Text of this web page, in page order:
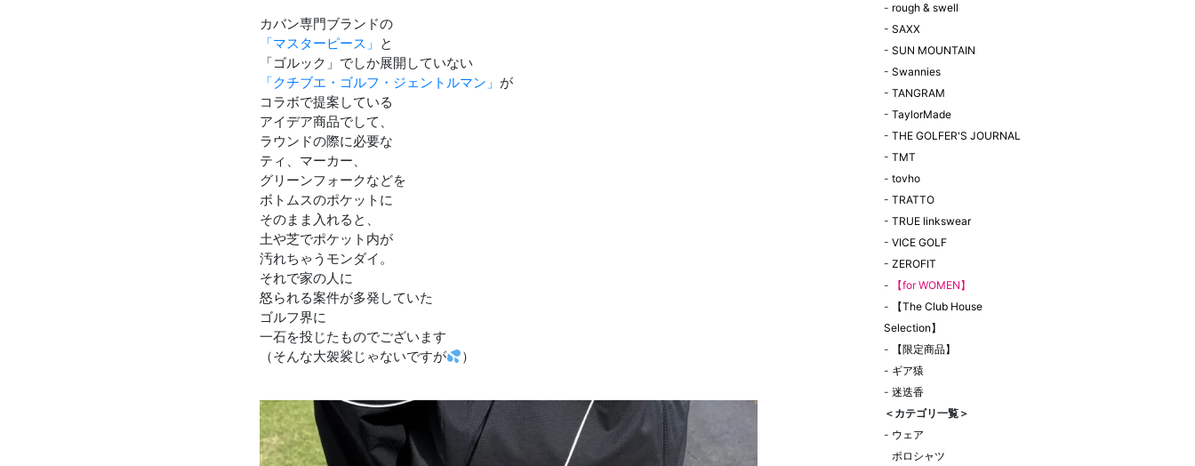
カバン専門ブランドの
「マスターピース」 と
「ゴルック」でしか展開していない
「クチブエ・ゴルフ・ジェントルマン」 が
コラボで提案している
アイデア商品でして、
ラウンドの際に必要な
ティ、マーカー、
グリーンフォークなどを
ボトムスのポケットに
そのまま入れると、
土や芝でポケット内が
汚れちゃうモンダイ。
それで家の人に
怒られる案件が多発していた
ゴルフ界に
一石を投じたものでございます
（そんな大袈裟じゃないですが
）
- rough & swell
- SAXX
- SUN MOUNTAIN
- Swannies
- TANGRAM
- TaylorMade
- THE GOLFER'S JOURNAL
- TMT
- tovho
- TRATTO
- TRUE linkswear
- VICE GOLF
- ZEROFIT
-
【for WOMEN】
-
【The Club House
Selection】
-
【限定商品】
- ギア猿
- 迷迭香
＜カテゴリ一覧＞
- ウェア
ポロシャツ